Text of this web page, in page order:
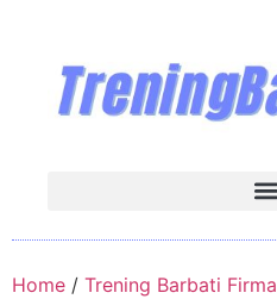
Home / Trening Barbati Firma